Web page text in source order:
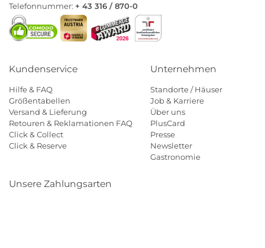
Telefonnummer: + 43 316 / 870-0
Kundenservice
Hilfe & FAQ
Größentabellen
Versand & Lieferung
Retouren & Reklamationen FAQ
Click & Collect
Click & Reserve
Unternehmen
Standorte / Häuser
Job & Karriere
Über uns
PlusCard
Presse
Newsletter
Gastronomie
Unsere Zahlungsarten